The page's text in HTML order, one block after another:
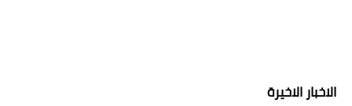
الاخبار الاخيرة